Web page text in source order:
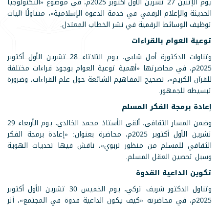
الحديثة والإعلام الرقمي في خدمة الدعوة الإسلامية»، متناولًا آليات
توظيف الوسائط الرقمية في نشر الخطاب المعتدل.
توعية العوام بالقراءات
وتناولت الدكتورة أمل شلبي، يوم الثلاثاء 28 تشرين الأول أكتوبر
2025م، في محاضرتها «أهمية توعية العوام بوجود قراءات مختلفة
للقرآن الكريم»، تصحيح المفاهيم الشائعة حول علم القراءات، وضرورة
تبسيطه للجمهور.
إعادة برمجة الفكر المسلم
وضمن المسار الثقافي، ألقى الأستاذ محمد الخالدي، يوم الأربعاء 29
تشرين الأول أكتوبر 2025م، محاضرة بعنوان: «إعادة برمجة الفكر
الثقافي للمسلم من منظور تربوي»، ناقش فيها تحديات الهوية
وسبل تحصين العقل المسلم.
تكوين الداعية القدوة
وتناول الدكتور شريف تركي، يوم الخميس 30 تشرين الأول أكتوبر
2025م، في محاضرته «كيف يكون الداعية قدوة في المجتمع»، أثر